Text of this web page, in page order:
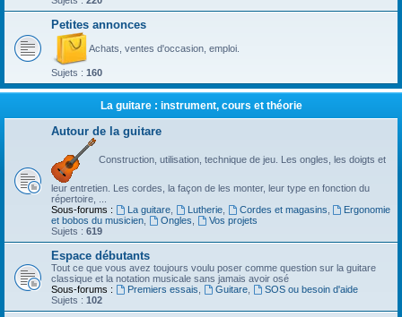
Petites annonces
Achats, ventes d'occasion, emploi.
Sujets : 160
La guitare : instrument, cours et théorie
Autour de la guitare
Construction, utilisation, technique de jeu. Les ongles, les doigts et
leur entretien. Les cordes, la façon de les monter, leur type en fonction du
répertoire, ...
Sous-forums :
La guitare, Lutherie, Cordes et magasins
Ergonomie
et bobos du musicien
Ongles
Vos projets
Sujets : 619
Espace débutants
Tout ce que vous avez toujours voulu poser comme question sur la guitare
classique et la notation musicale sans jamais avoir osé
Sous-forums :
Premiers essais Guitare,
SOS ou besoin d'aide
Sujets : 102